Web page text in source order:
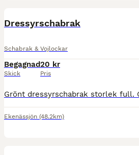
Dressyrschabrak
Schabrak & Vojlockar
Begagnad
Skick
20 kr
Pris
Ekenässjön (48.2km)